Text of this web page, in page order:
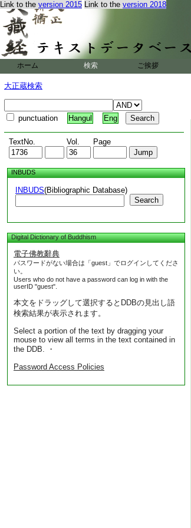
Link to the version 2015 Link to the version 2018
ホーム 検索 ご挨拶
大正蔵検索
punctuation Hangul Eng
TextNo. Vol. Page
INBUDS
INBUDS(Bibliographic Database)
Search
Digital Dictionary of Buddhism
電子佛教辭典
パスワードがない場合は「guest」でログインしてくださ
い。
Users who do not have a password can log in with the
userID "guest".
本文をドラッグして選択するとDDBの見出し語
検索結果が表示されます。
Select a portion of the text by dragging your
mouse to view all terms in the text contained in
the DDB. ・
Password Access Policies